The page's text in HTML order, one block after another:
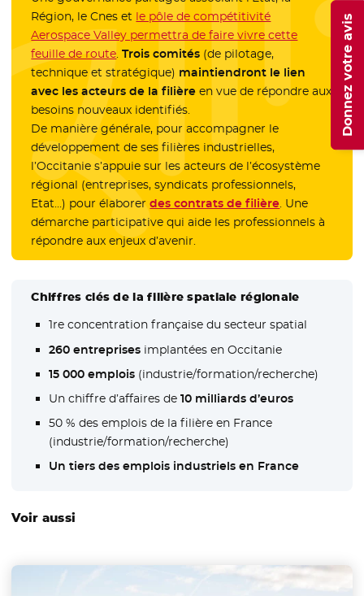
Région, le Cnes et le pôle de compétitivité
Aerospace Valley permettra de faire vivre cette
feuille de route.Trois comités (de pilotage,
technique et stratégique) maintiendront le lien
avec les acteurs de la filière en vue de répondre aux
besoins nouveaux identifiés.
De manière générale, pour accompagner le
développement de ses filières industrielles,
l’Occitanie s’appuie sur les acteurs de l’écosystème
régional (entreprises, syndicats professionnels,
Etat…) pour élaborerdes contrats de filière- Nouvelle
. Une
démarche participative qui aide les professionnels à
répondre aux enjeux d’avenir.
Chiffres clés de la filière spatiale régionale
1re concentration française du secteur spatial
260 entreprisesimplantées en Occitanie
15 000 emplois(industrie/formation/recherche)
Un chiffre d’affaires de 10 milliards d’euros
50 % des emplois de la filière en France
(industrie/formation/recherche)
Un tiers des emplois industriels en France
Voir aussi
Donnez votre avis